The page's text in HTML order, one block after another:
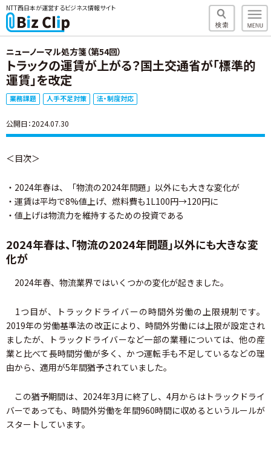
NTT西日本が運営するビジネス情報サイト
ニューノーマル処方箋（第54回）
トラックの運賃が上がる？国土交通省が「標準的
運賃」を改定
業務課題 人手不足対策 法・制度対応
公開日：2024.07.30
＜目次＞
・2024年春は、「物流の2024年問題」以外にも大きな変化が
・運賃は平均で8%値上げ、燃料費も1L100円→120円に
・値上げは物流力を維持するための投資である
2024年春は、「物流の2024年問題」以外にも大きな変
化が
2024年春、物流業界ではいくつかの変化が起きました。
1つ目が、トラックドライバーの時間外労働の上限規制です。
2019年の労働基準法の改正により、時間外労働には上限が設定され
ましたが、トラックドライバーなど一部の業種については、他の産
業と比べて長時間労働が多く、かつ運転手も不足しているなどの理
由から、適用が5年間猶予されていました。
この猶予期間は、2024年3月に終了し、4月からはトラックドライ
バーであっても、時間外労働を年間960時間に収めるというルールが
スタートしています。